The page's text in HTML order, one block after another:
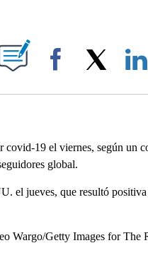
ON "".
Facebook
19 el viernes, según un
global.
el jueves, que resultó
Wargo/Getty Images for The